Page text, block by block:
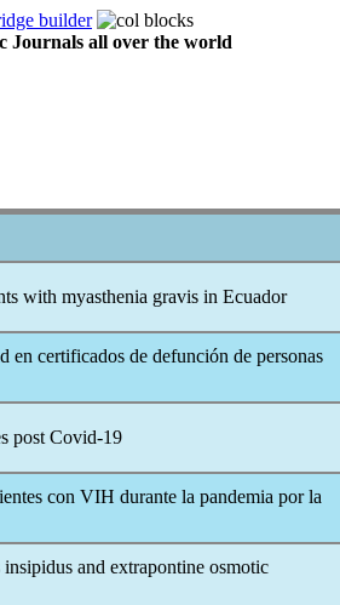
Journals all over the world
with myasthenia gravis in Ecuador
en certificados de defunción de personas
post Covid-19
con VIH durante la pandemia por la
and extrapontine osmotic